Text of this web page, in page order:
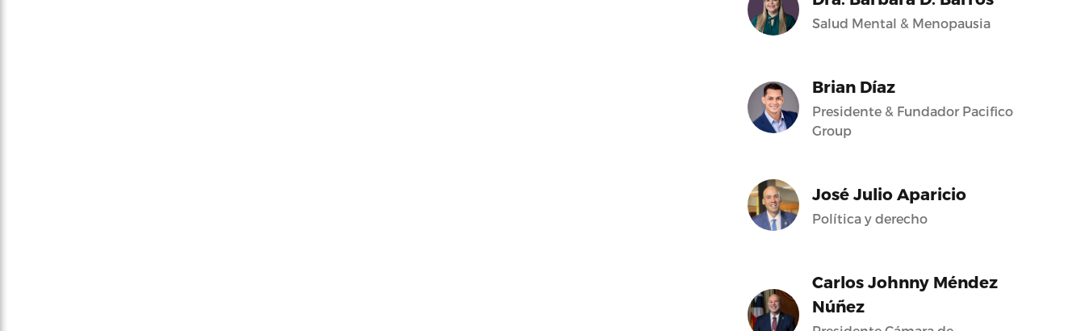
Salud Mental & Menopausia
Brian Díaz
Presidente & Fundador Pacifico
Group
José Julio Aparicio
Política y derecho
Carlos Johnny Méndez
Núñez